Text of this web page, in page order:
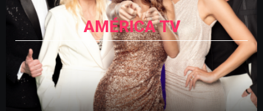
AMÉRICA TV